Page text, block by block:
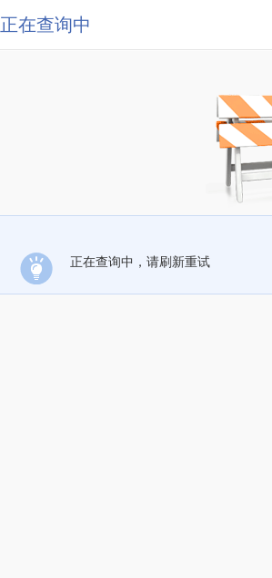
正在查询中
正在查询中，请刷新重试